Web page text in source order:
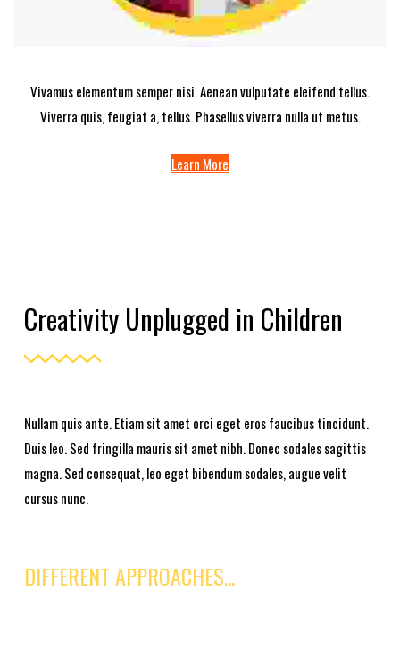
Vivamus elementum semper nisi. Aenean vulputate eleifend tellus.
Viverra quis, feugiat a, tellus. Phasellus viverra nulla ut metus.
Learn More
Creativity Unplugged in Children
Nullam quis ante. Etiam sit amet orci eget eros faucibus tincidunt.
Duis leo. Sed fringilla mauris sit amet nibh. Donec sodales sagittis
magna. Sed consequat, leo eget bibendum sodales, augue velit
cursus nunc.
DIFFERENT APPROACHES...